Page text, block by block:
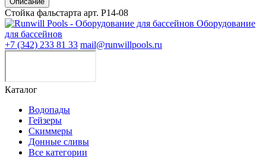
Стойка фальстарта арт. Р14-08
Оборудование
для бассейнов
+7 (342) 233 81 33 mail@runwillpools.ru
Каталог
Водопады
Гейзеры
Скиммеры
Донные сливы
Все категории